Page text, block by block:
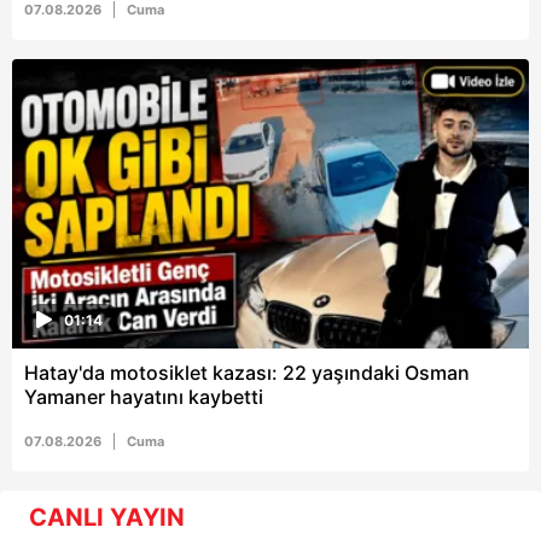
07.08.2026 Cuma
01:14
Hatay'da motosiklet kazası: 22 yaşındaki Osman
Yamaner hayatını kaybetti
07.08.2026 Cuma
CANLI YAYIN